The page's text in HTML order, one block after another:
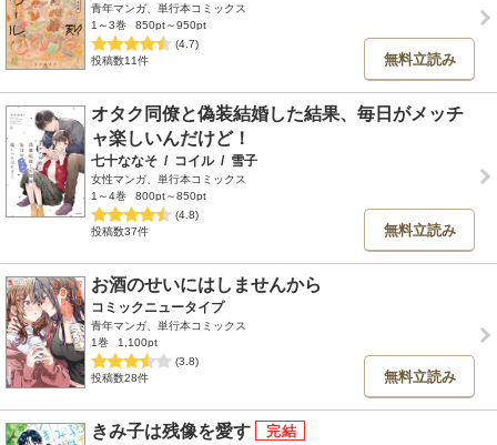
青年マンガ、単行本コミックス
1～3巻
850pt～950pt
(4.7)
投稿数11件
無料立読み
オタク同僚と偽装結婚した結果、毎日がメッチ
ャ楽しいんだけど！
七十ななそ / コイル / 雪子
女性マンガ、単行本コミックス
1～4巻
800pt～850pt
(4.8)
投稿数37件
無料立読み
お酒のせいにはしませんから
コミックニュータイプ
青年マンガ、単行本コミックス
1巻
1,100pt
(3.8)
投稿数28件
無料立読み
きみ子は残像を愛す